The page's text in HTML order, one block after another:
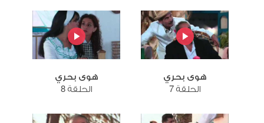
هوى بحري
الحلقة 7
هوى بحري
الحلقة 8